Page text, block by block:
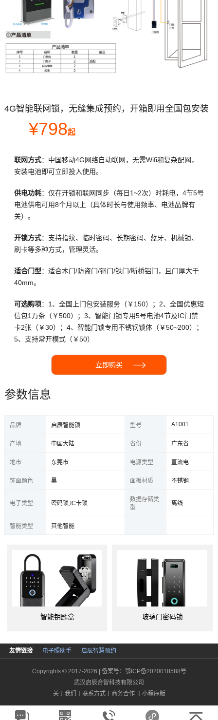
4G智能联网锁，无缝集成预约，开箱即用全国包安装
¥798起
联网方式：中国移动4G网络自动联网，无需Wifi和复杂配网，
安装电池即可立即投入使用。
供电功耗：仅在开锁和联网同步（每日1~2次）时耗电，4节5号
电池供电可用8个月以上（具体时长与使用频率、电池品牌有
关）。
开锁方式：支持指纹、临时密码、长期密码、蓝牙、机械锁、
刷卡等多种方式，管理灵活。
适合门型：适合木门/防盗门/铜门/铁门/断桥铝门，且门厚大于
40mm。
可选购项：1、全国上门包安装服务（￥150）；2、全国优惠短
信包1万条（￥500）；3、智能门锁专用5号电池4节及IC门禁
卡2张（￥30）；4、智能门锁专用不锈钢锁体（￥50~200）；
5、支持常开模式（￥50）
立即购买
参数信息
品牌 启辰智能锁 型号 A1001
产地 中国大陆 省份 广东省
地市 东莞市 电源类型 直流电
饰面颜色 黑 面板材质 不锈钢
电子类型 密码锁,IC卡锁
数据存储类
型
离线
智能类型 其他智能
玻璃门密码锁 玻璃门智能锁
友情链接 电子照助手 启辰智慧预约
Copyrights © 2017-2026 | 备案号： 鄂ICP备2020018588号
武汉启辰合智科技有限公司
关于我们
联系方式丨 商务合作 小程序版